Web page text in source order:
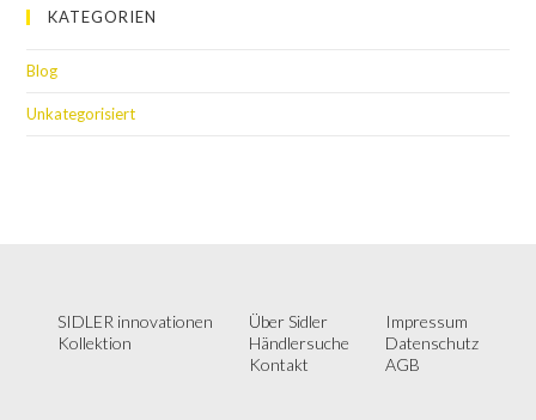
KATEGORIEN
Blog
Unkategorisiert
SIDLER innovationen
Kollektion
Über Sidler
Händlersuche
Kontakt
Impressum
Datenschutz
AGB